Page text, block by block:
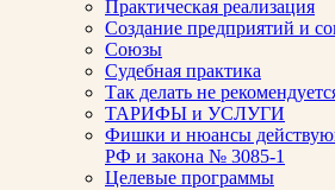
Практическая реализация
Создание предприятий и
Союзы
Судебная практика
Так делать не
ТАРИФЫ и УСЛУГИ
Фишки и нюансы
РФ и закона № 3085-1
Целевые программы